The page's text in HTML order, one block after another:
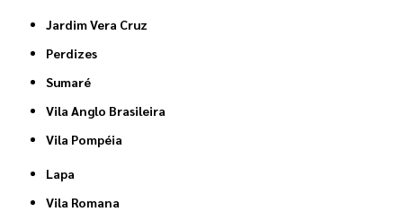
Jardim Vera Cruz
Perdizes
Sumaré
Vila Anglo Brasileira
Vila Pompéia
Lapa
Vila Romana